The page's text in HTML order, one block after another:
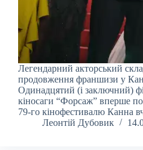
Легендарний акторський
продовження франшизи у
Одинадцятий (і заключний)
кіносаги “Форсаж” вперше
79-го кінофестивалю Канна
Леонтій Дубовик